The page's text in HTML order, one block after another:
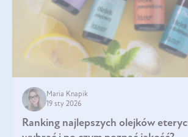
Maria Knapik
19 sty 2026
Ranking najlepszych olejków